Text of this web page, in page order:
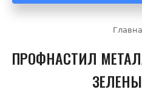
ПРОФНАСТИЛ